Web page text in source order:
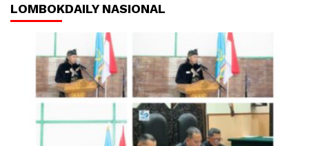
LOMBOKDAILY NASIONAL